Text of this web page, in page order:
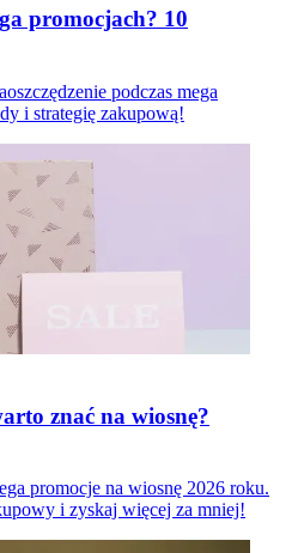
promocjach? 10
podczas mega
i strategię zakupową!
znać na wiosnę?
promocje na wiosnę 2026 roku.
i zyskaj więcej za mniej!